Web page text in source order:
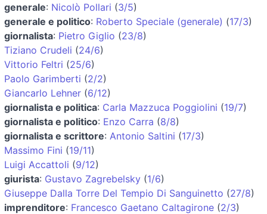
generale: Nicolò Pollari (3/5)
generale e politico: Roberto Speciale (generale) (17/3)
giornalista: Pietro Giglio (23/8)
Tiziano Crudeli (24/6)
Vittorio Feltri (25/6)
Paolo Garimberti (2/2)
Giancarlo Lehner (6/12)
giornalista e politica: Carla Mazzuca Poggiolini (19/7)
giornalista e politico: Enzo Carra (8/8)
giornalista e scrittore: Antonio Saltini (17/3)
Massimo Fini (19/11)
Luigi Accattoli (9/12)
giurista: Gustavo Zagrebelsky (1/6)
Giuseppe Dalla Torre Del Tempio Di Sanguinetto (27/8)
imprenditore: Francesco Gaetano Caltagirone (2/3)